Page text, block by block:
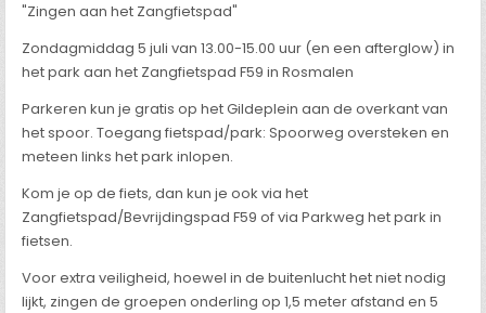
"Zingen aan het Zangfietspad"
Zondagmiddag 5 juli van 13.00-15.00 uur (en een afterglow) in
het park aan het Zangfietspad F59 in Rosmalen
Parkeren kun je gratis op het Gildeplein aan de overkant van
het spoor. Toegang fietspad/park: Spoorweg oversteken en
meteen links het park inlopen.
Kom je op de fiets, dan kun je ook via het
Zangfietspad/Bevrijdingspad F59 of via Parkweg het park in
fietsen.
Voor extra veiligheid, hoewel in de buitenlucht het niet nodig
lijkt, zingen de groepen onderling op 1,5 meter afstand en 5